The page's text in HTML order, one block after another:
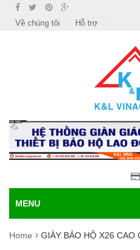
Về chúng tôi
Hỗ trợ
MENU
Home GIÀY BẢO HỘ X26 CAO